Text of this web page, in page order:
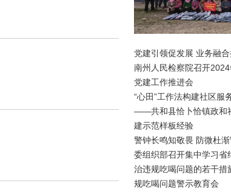
党建引领促发展 业务融
南州人民检察院召开
党建工作推进会
“心田”工作法构建社区服
——共和县恰卜恰镇政和
建示范样板经验
警钟长鸣知敬畏 防微杜
委组织部召开集中学习省
治违规吃喝问题的若干措
规吃喝问题警示教育会